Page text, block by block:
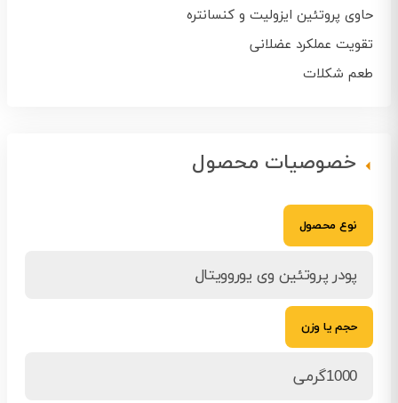
حاوی پروتئین ایزولیت و کنسانتره
تقویت عملکرد عضلانی
طعم شکلات
خصوصیات محصول
نوع محصول
پودر پروتئین وی یوروویتال
حجم یا وزن
1000گرمی